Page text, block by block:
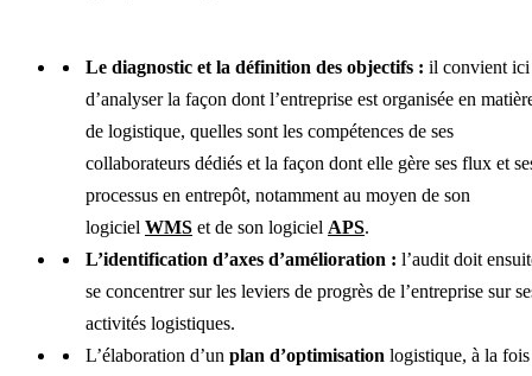
Le diagnostic et la définition des objectifs : il convient ici
d’analyser la façon dont l’entreprise est organisée en
de logistique, quelles sont les compétences de ses
collaborateurs dédiés et la façon dont elle gère ses flux et
processus en entrepôt, notamment au moyen de son
logiciel WMS et de son logiciel APS.
L’identification d’axes d’amélioration : l’audit doit
se concentrer sur les leviers de progrès de l’entreprise sur
activités logistiques.
L’élaboration d’un plan d’optimisation logistique, à la fois